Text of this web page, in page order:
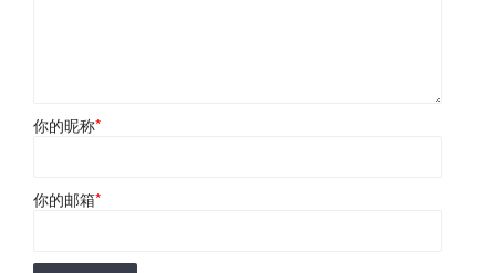
你的昵称*
你的邮箱*